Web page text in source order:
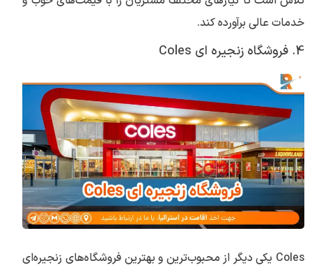
خدمات عالی برآورده کند.
4. فروشگاه زنجیره ای Coles
Coles یکی دیگر از محبوب‌ترین و بهترین فروشگاه‌های زنجیره‌ای